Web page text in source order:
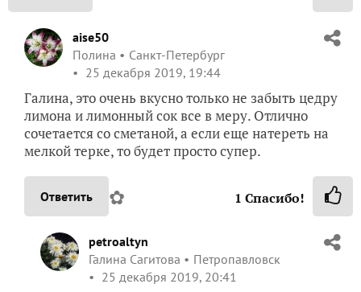
aise50
Полина
Санкт-Петербург
25 декабря 2019, 19:44
Галина, это очень вкусно только не забыть цедру
лимона и лимонный сок все в меру. Отлично
сочетается со сметаной, а если еще натереть на
мелкой терке, то будет просто супер.
Ответить ✿ 1 Спасибо!
petroaltyn
Галина Сагитова
Петропавловск
25 декабря 2019, 20:41